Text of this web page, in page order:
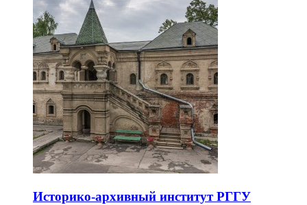
Историко-архивный институт РГГУ